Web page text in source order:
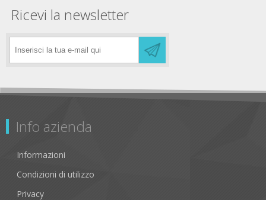
Ricevi la newsletter
Info azienda
Informazioni
Condizioni di utilizzo
Privacy